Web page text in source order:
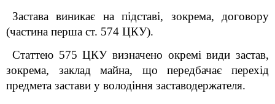
Застава виникає на підставі, зокрема, договору
(частина перша ст. 574 ЦКУ).
Статтею 575 ЦКУ визначено окремі види застав,
зокрема, заклад майна, що передбачає перехід
предмета застави у володіння заставодержателя.